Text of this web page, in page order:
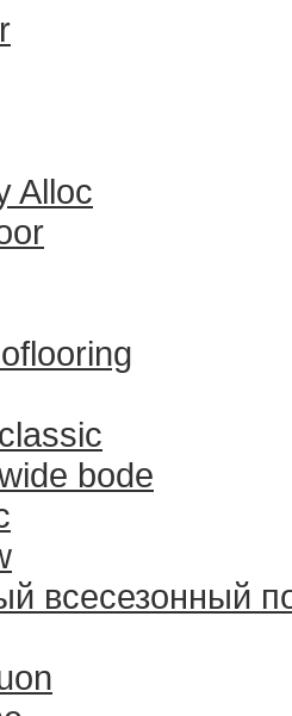
Alloc
bode
всесезонный